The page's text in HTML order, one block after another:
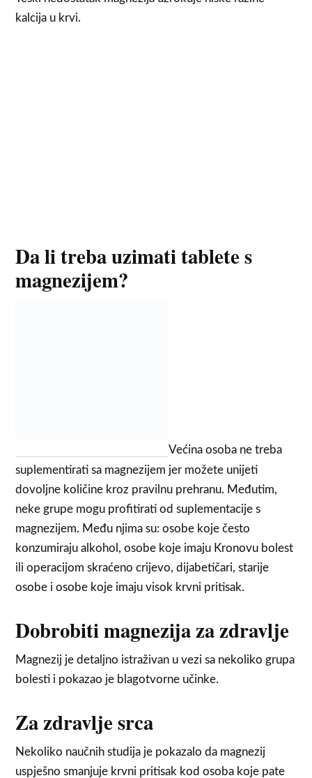
kalcija u krvi.
Da li treba uzimati tablete s
magnezijem?
Većina osoba ne treba
suplementirati sa magnezijem jer možete unijeti
dovoljne količine kroz pravilnu prehranu. Međutim,
neke grupe mogu profitirati od suplementacije s
magnezijem. Među njima su: osobe koje često
konzumiraju alkohol, osobe koje imaju Kronovu bolest
ili operacijom skraćeno crijevo, dijabetičari, starije
osobe i osobe koje imaju visok krvni pritisak.
Dobrobiti magnezija za zdravlje
Magnezij je detaljno istraživan u vezi sa nekoliko grupa
bolesti i pokazao je blagotvorne učinke.
Za zdravlje srca
Nekoliko naučnih studija je pokazalo da magnezij
uspješno smanjuje krvni pritisak kod osoba koje pate